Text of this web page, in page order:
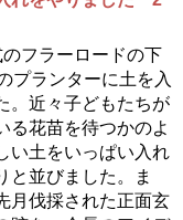
フラーロードの下
プランターに土を入
。近々子どもたちが
る花苗を待つかのよ
い土をいっぱい入れ
と並びました。ま
月伐採された正面玄